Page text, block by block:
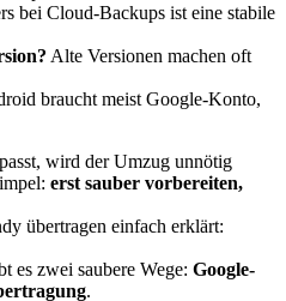
bei Cloud-Backups ist eine stabile
Alte Versionen machen oft
braucht meist Google-Konto,
wird der Umzug unnötig
erst sauber vorbereiten,
übertragen einfach erklärt:
es zwei saubere Wege: Google-
.